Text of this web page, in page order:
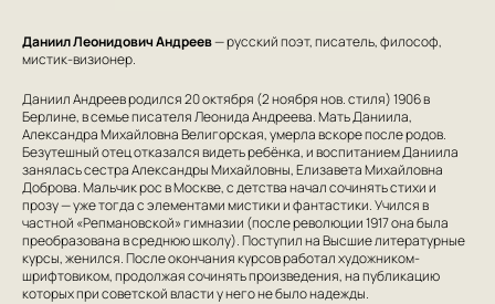
Даниил Леонидович Андреев— русский поэт, писатель, философ,
мистик-визионер.
Даниил Андреев родился 20 октября (2 ноября нов. стиля) 1906 в
Берлине, в семье писателя Леонида Андреева. Мать Даниила,
Александра Михайловна Велигорская, умерла вскоре после родов.
Безутешный отец отказался видеть ребёнка, и воспитанием Даниила
занялась сестра Александры Михайловны, Елизавета Михайловна
Доброва. Мальчик рос в Москве, с детства начал сочинять стихи и
прозу — уже тогда с элементами мистики и фантастики. Учился в
частной «Репмановской» гимназии (после революции 1917 она была
преобразована в среднюю школу). Поступил на Высшие литературные
курсы, женился. После окончания курсов работал художником-
шрифтовиком, продолжая сочинять произведения, на публикацию
которых при советской власти у него не было надежды.